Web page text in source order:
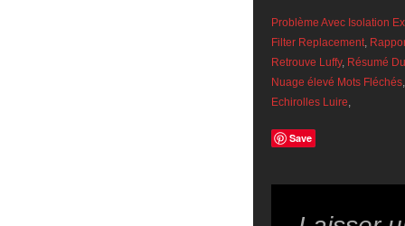
Problème Avec Isolation
Filter Replacement,
Retrouve Luffy, Résumé
Nuage élevé Mots Fléchés
Echirolles Luire,
Save